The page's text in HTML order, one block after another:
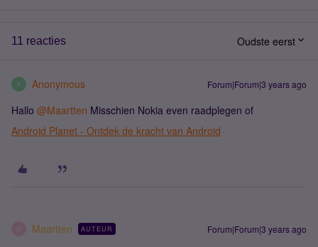
11 reacties Oudste eerst
A Anonymous Forum|Forum|3 years ago
Hallo @Maartten Misschien Nokia even raadplegen of
Android Planet - Ontdek de kracht van Android
Maartten AUTEUR Forum|Forum|3 years ago